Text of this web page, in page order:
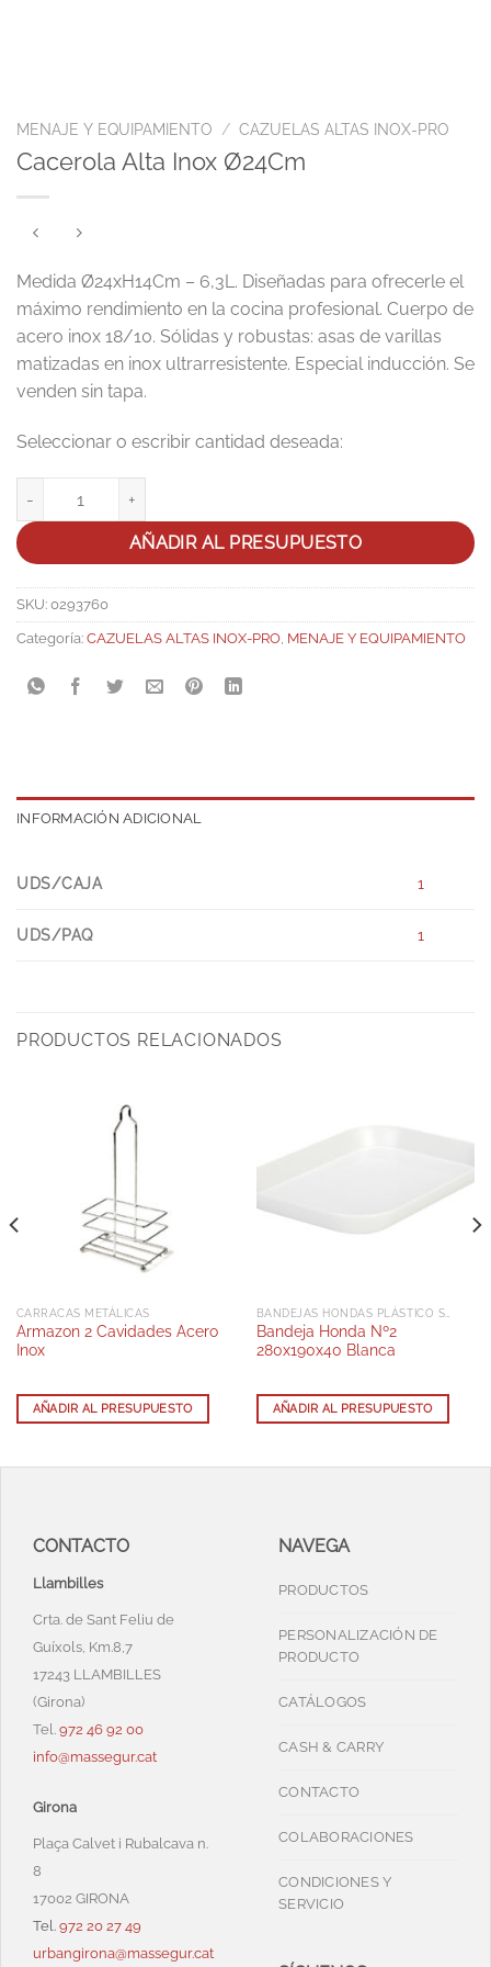
MENAJE Y EQUIPAMIENTO / CAZUELAS ALTAS INOX-PRO
Cacerola Alta Inox Ø24Cm
Medida Ø24xH14Cm – 6,3L. Diseñadas para ofrecerle el
máximo rendimiento en la cocina profesional. Cuerpo de
acero inox 18/10. Sólidas y robustas: asas de varillas
matizadas en inox ultrarresistente. Especial inducción. Se
venden sin tapa.
AÑADIR AL PRESUPUESTO
SKU: 0293760
Categoría: CAZUELAS ALTAS INOX-PRO, MENAJE Y EQUIPAMIENTO
INFORMACIÓN ADICIONAL
UDS/CAJA 1
UDS/PAQ 1
PRODUCTOS RELACIONADOS
CARRACAS METÁLICAS
Armazon 2 Cavidades Acero
Inox
AÑADIR AL PRESUPUESTO
Bandeja Honda Nº2
280x190x40 Blanca
AÑADIR AL PRESUPUESTO
CONTACTO
Llambilles
Crta. de Sant Feliu de
Guíxols, Km.8,7
17243 LLAMBILLES
(Girona)
Tel. 972 46 92 00
info@massegur.cat
Girona
Plaça Calvet i Rubalcava n.
8
17002 GIRONA
Tel. 972 20 27 49
urbangirona@massegur.cat
NAVEGA
PRODUCTOS
PERSONALIZACIÓN DE
PRODUCTO
CATÁLOGOS
CASH & CARRY
CONTACTO
COLABORACIONES
CONDICIONES Y
SERVICIO